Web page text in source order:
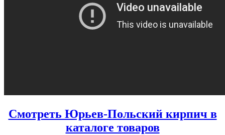
Смотреть Юрьев-Польский кирпич в
каталоге товаров